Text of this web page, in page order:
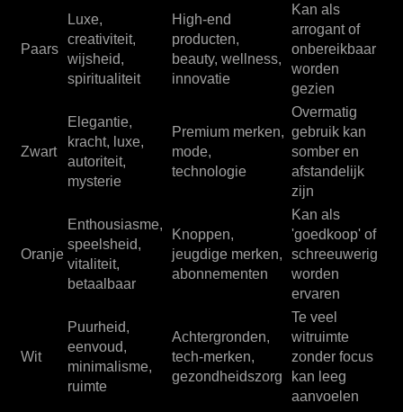
Paars
Luxe,
creativiteit,
wijsheid,
spiritualiteit
High-end
producten,
beauty, wellness,
innovatie
Kan als
arrogant of
onbereikbaar
worden
gezien
Zwart
Elegantie,
kracht, luxe,
autoriteit,
mysterie
Premium merken,
mode,
technologie
Overmatig
gebruik kan
somber en
afstandelijk
zijn
Oranje
Enthousiasme,
speelsheid,
vitaliteit,
betaalbaar
Knoppen,
jeugdige merken,
abonnementen
Kan als
'goedkoop' of
schreeuwerig
worden
ervaren
Wit
Puurheid,
eenvoud,
minimalisme,
ruimte
Achtergronden,
tech-merken,
gezondheidszorg
Te veel
witruimte
zonder focus
kan leeg
aanvoelen